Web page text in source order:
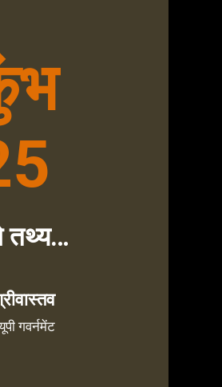
तथ्य…
गवर्नमेंट